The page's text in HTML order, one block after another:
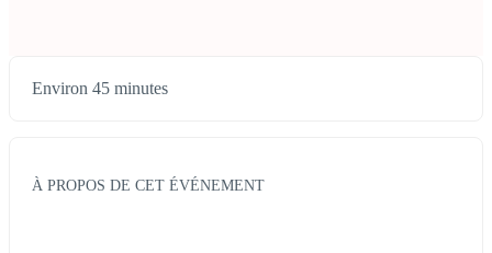
Environ 45 minutes
À PROPOS DE CET ÉVÉNEMENT